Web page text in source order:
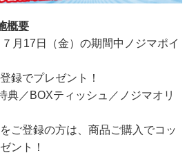
概要
月17日（金）の期間中ノジマポイ
録でプレゼント！
／BOXティッシュ／ノジマオリ
ご登録の方は、商品ご購入でコッ
ント！